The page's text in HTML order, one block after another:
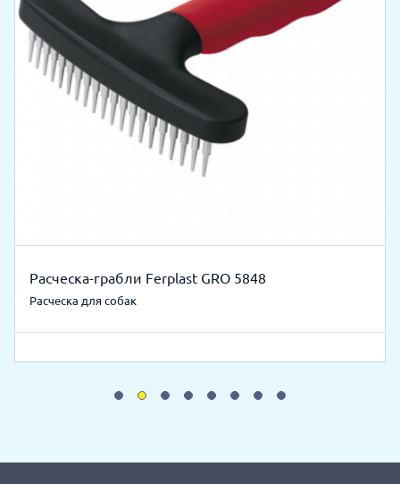
Расческа-грабли Ferplast GRO 5848
Расческа для собак